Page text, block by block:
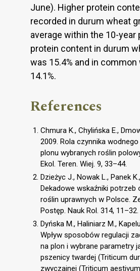
June). Higher protein
recorded in durum wheat
average within the 10-year
protein content in durum
was 15.4% and in common
14.1%.
References
Chmura K., Chylińska E.,
2009. Rola czynnika
plonu wybranych roślin
Ekol. Teren. Wiej. 9, 33–44.
Dzieżyc J., Nowak L., Panek
Dekadowe wskaźniki potrzeb
roślin uprawnych w Polsce.
Postęp. Nauk Rol. 314, 11–32.
Dyńska M., Haliniarz M.,
Wpływ sposobów regulacji
na plon i wybrane parametry
pszenicy twardej (Triticum
zwyczajnej (Triticum